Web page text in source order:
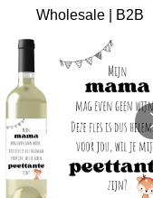
Wholesale | B2B